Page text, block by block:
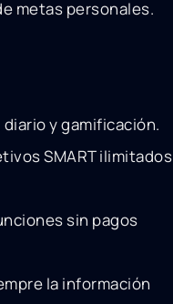
metas personales.
y gamificación.
SMART ilimitados
sin pagos
la información